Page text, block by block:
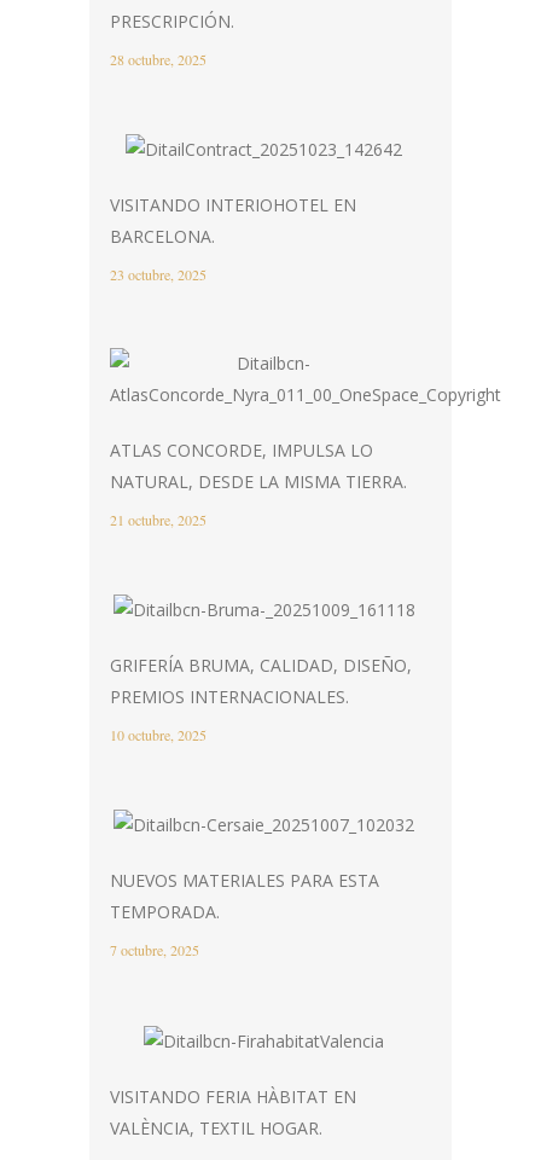
PRESCRIPCIÓN.
28 octubre, 2025
VISITANDO INTERIOHOTEL EN
BARCELONA.
23 octubre, 2025
ATLAS CONCORDE, IMPULSA LO
NATURAL, DESDE LA MISMA TIERRA.
21 octubre, 2025
GRIFERÍA BRUMA, CALIDAD, DISEÑO,
PREMIOS INTERNACIONALES.
10 octubre, 2025
NUEVOS MATERIALES PARA ESTA
TEMPORADA.
7 octubre, 2025
VISITANDO FERIA HÀBITAT EN
VALÈNCIA, TEXTIL HOGAR.